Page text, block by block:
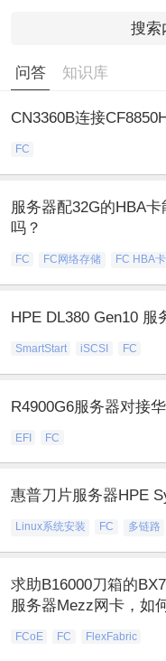
问答 知识库
CN3360B连接
FC
服务器配32G的HBA
吗？
FC FC网络存储 FC HBA卡
HPE DL380 Gen10 服
SmartStart iSCSI FC
R4900G6服务器对接
EFI FC
惠普刀片服务器HPE
Linux系统安装 FC 多链路
求助B16000刀箱的
服务器Mezz网卡，如
FCoE FC FlexFabric